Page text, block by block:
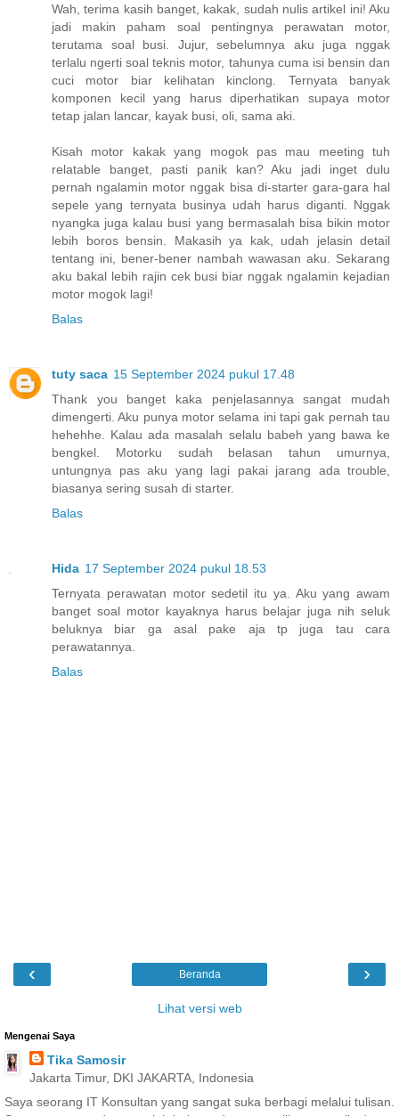
Wah, terima kasih banget, kakak, sudah nulis artikel ini! Aku
jadi makin paham soal pentingnya perawatan motor,
terutama soal busi. Jujur, sebelumnya aku juga nggak
terlalu ngerti soal teknis motor, tahunya cuma isi bensin dan
cuci motor biar kelihatan kinclong. Ternyata banyak
komponen kecil yang harus diperhatikan supaya motor
tetap jalan lancar, kayak busi, oli, sama aki.
Kisah motor kakak yang mogok pas mau meeting tuh
relatable banget, pasti panik kan? Aku jadi inget dulu
pernah ngalamin motor nggak bisa di-starter gara-gara hal
sepele yang ternyata businya udah harus diganti. Nggak
nyangka juga kalau busi yang bermasalah bisa bikin motor
lebih boros bensin. Makasih ya kak, udah jelasin detail
tentang ini, bener-bener nambah wawasan aku. Sekarang
aku bakal lebih rajin cek busi biar nggak ngalamin kejadian
motor mogok lagi!
Balas
tuty saca 15 September 2024 pukul 17.48
Thank you banget kaka penjelasannya sangat mudah
dimengerti. Aku punya motor selama ini tapi gak pernah tau
hehehhe. Kalau ada masalah selalu babeh yang bawa ke
bengkel. Motorku sudah belasan tahun umurnya,
untungnya pas aku yang lagi pakai jarang ada trouble,
biasanya sering susah di starter.
Balas
Hida 17 September 2024 pukul 18.53
Ternyata perawatan motor sedetil itu ya. Aku yang awam
banget soal motor kayaknya harus belajar juga nih seluk
beluknya biar ga asal pake aja tp juga tau cara
perawatannya.
Balas
‹ ›
Beranda
Lihat versi web
Mengenai Saya
Tika Samosir
Jakarta Timur, DKI JAKARTA, Indonesia
Saya seorang IT Konsultan yang sangat suka berbagi melalui tulisan.